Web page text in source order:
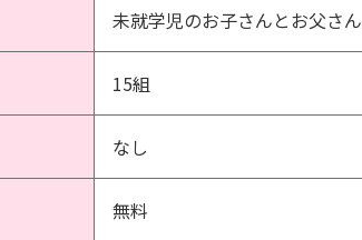
未就学児のお子さんとお父さん
15組
なし
無料